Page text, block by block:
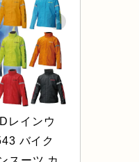
レインウ
バイク